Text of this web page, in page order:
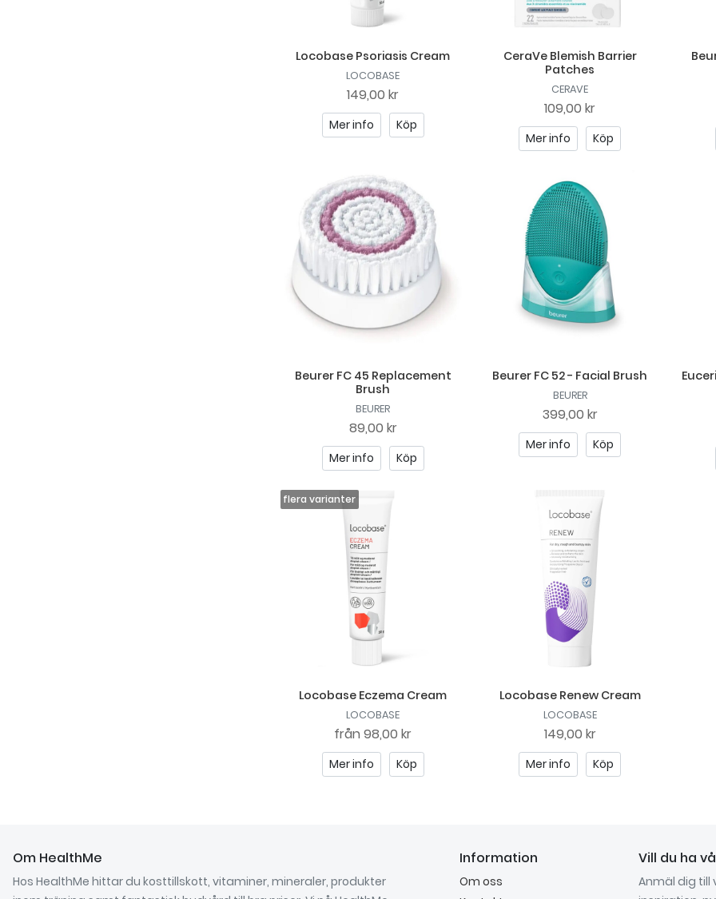
Locobase Psoriasis Cream
LOCOBASE
149,00 kr
Mer info Köp
CeraVe Blemish Barrier
Patches
CERAVE
109,00 kr
Mer info Köp
Beurer FC 45 Replacement
Brush
BEURER
89,00 kr
Mer info Köp
Beurer FC 52 - Facial Brush
BEURER
399,00 kr
Mer info Köp
Locobase Eczema Cream
LOCOBASE
från98,00 kr
Mer info Köp
Locobase Renew Cream
LOCOBASE
149,00 kr
Mer info Köp
Om HealthMe
Hos HealthMe hittar du kosttillskott, vitaminer, mineraler, produkter
Information
Om oss
Vill du ha
Anmäl dig